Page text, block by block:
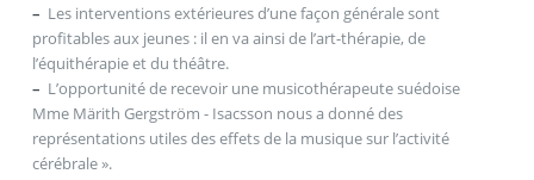
– Les interventions extérieures d’une façon générale sont
profitables aux jeunes : il en va ainsi de l’art-thérapie, de
l’équithérapie et du théâtre.
– L’opportunité de recevoir une musicothérapeute suédoise
Mme Märith Gergström - Isacsson nous a donné des
représentations utiles des effets de la musique sur l’activité
cérébrale ».